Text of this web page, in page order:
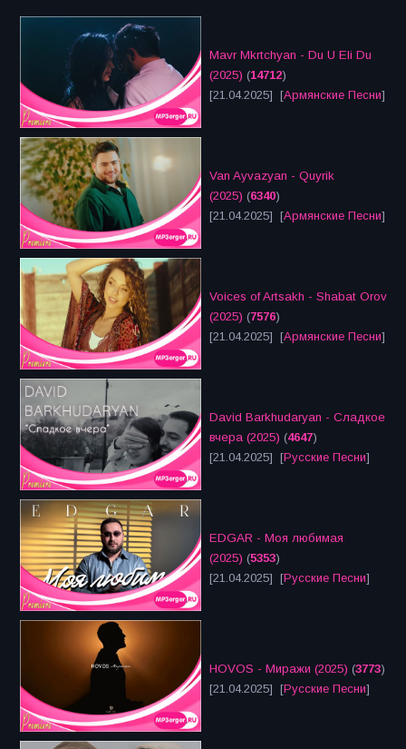
Mavr Mkrtchyan - Du U Eli Du
(2025) (14712)
[21.04.2025] [Армянские Песни]
Van Ayvazyan - Quyrik
(2025) (6340)
[21.04.2025] [Армянские Песни]
Voices of Artsakh - Shabat Orov
(2025) (7576)
[21.04.2025] [Армянские Песни]
David Barkhudaryan - Сладкое
вчера (2025) (4647)
[21.04.2025] [Русские Песни]
EDGAR - Моя любимая
(2025) (5353)
[21.04.2025] [Русские Песни]
HOVOS - Миражи (2025) (3773)
[21.04.2025] [Русские Песни]